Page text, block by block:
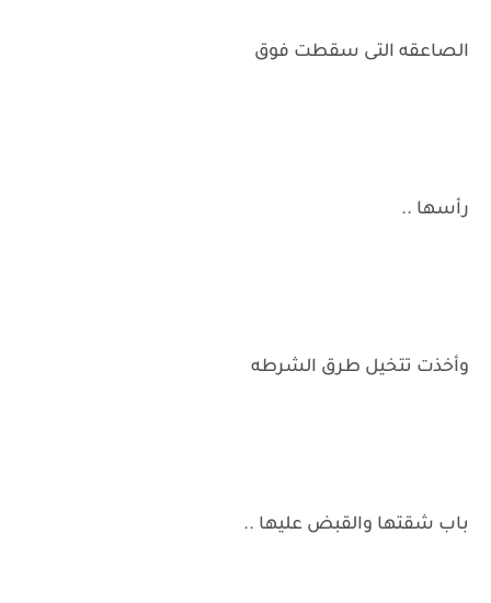
الصاعقه التى سقطت فوق
رأسها ..
وأخذت تتخيل طرق الشرطه
باب شقتها والقبض عليها ..